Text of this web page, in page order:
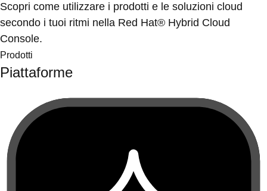
Scopri come utilizzare i prodotti e le soluzioni cloud
secondo i tuoi ritmi nella Red Hat® Hybrid Cloud
Console.
Prodotti
Piattaforme